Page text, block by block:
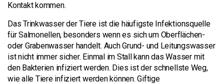
Kontakt kommen.
Das Trinkwasser der Tiere ist die häufigste Infektionsquelle
für Salmonellen, besonders wenn es sich um Oberflächen-
oder Grabenwasser handelt. Auch Grund- und Leitungswasser
ist nicht immer sicher. Einmal im Stall kann das Wasser mit
den Bakterien infiziert werden. Dies ist der schnellste Weg,
wie alle Tiere infiziert werden können. Giftige